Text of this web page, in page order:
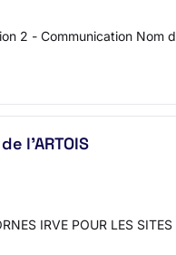
2 - Communication Nom
l’ARTOIS
IRVE POUR LES SITES